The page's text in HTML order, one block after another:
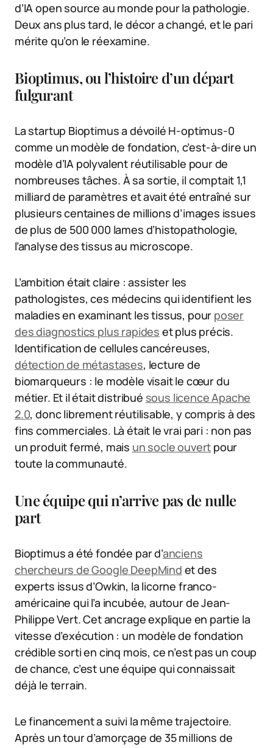
d’IA open source au monde pour la pathologie.
Deux ans plus tard, le décor a changé, et le pari
mérite qu’on le réexamine.
Bioptimus, ou l’histoire d’un départ
fulgurant
La startup Bioptimus a dévoilé H-optimus-0
comme un modèle de fondation, c’est-à-dire un
modèle d’IA polyvalent réutilisable pour de
nombreuses tâches. À sa sortie, il comptait 1,1
milliard de paramètres et avait été entraîné sur
plusieurs centaines de millions d’images issues
de plus de 500 000 lames d’histopathologie,
l’analyse des tissus au microscope.
L’ambition était claire : assister les
pathologistes, ces médecins qui identifient les
maladies en examinant les tissus, pour poser
des diagnostics plus rapides et plus précis.
Identification de cellules cancéreuses,
détection de métastases, lecture de
biomarqueurs : le modèle visait le cœur du
métier. Et il était distribué sous licence Apache
2.0, donc librement réutilisable, y compris à des
fins commerciales. Là était le vrai pari : non pas
un produit fermé, mais un socle ouvert pour
toute la communauté.
Une équipe qui n’arrive pas de nulle
part
Bioptimus a été fondée par d’anciens
chercheurs de Google DeepMind et des
experts issus d’Owkin, la licorne franco-
américaine qui l’a incubée, autour de Jean-
Philippe Vert. Cet ancrage explique en partie la
vitesse d’exécution : un modèle de fondation
crédible sorti en cinq mois, ce n’est pas un coup
de chance, c’est une équipe qui connaissait
déjà le terrain.
Le financement a suivi la même trajectoire.
Après un tour d’amorçage de 35 millions de